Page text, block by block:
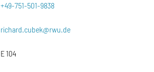
+49-751-501-9838
richard.cubek@rwu.de
E 104